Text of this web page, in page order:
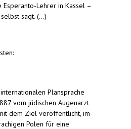
Esperanto-Lehrer in Kassel –
sagt. (...)
Plansprache
vom jüdischen Augenarzt
dem Ziel veröffentlicht, im
Polen für eine